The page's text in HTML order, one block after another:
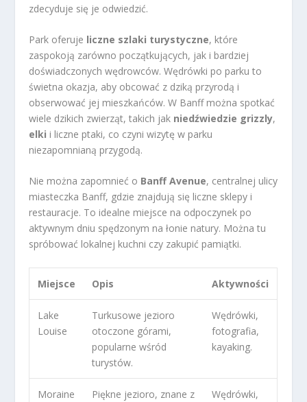
zdecyduje się je odwiedzić.
Park oferuje liczne szlaki turystyczne, które
zaspokoją zarówno początkujących, jak i bardziej
doświadczonych wędrowców. Wędrówki po parku to
świetna okazja, aby obcować z dziką przyrodą i
obserwować jej mieszkańców. W Banff można spotkać
wiele dzikich zwierząt, takich jak niedźwiedzie grizzly,
elki i liczne ptaki, co czyni wizytę w parku
niezapomnianą przygodą.
Nie można zapomnieć o Banff Avenue, centralnej ulicy
miasteczka Banff, gdzie znajdują się liczne sklepy i
restauracje. To idealne miejsce na odpoczynek po
aktywnym dniu spędzonym na łonie natury. Można tu
spróbować lokalnej kuchni czy zakupić pamiątki.
Miejsce Opis Aktywności
Lake
Louise
Turkusowe jezioro
otoczone górami,
popularne wśród
turystów.
Wędrówki,
fotografia,
kayaking.
Moraine Piękne jezioro, znane z Wędrówki,